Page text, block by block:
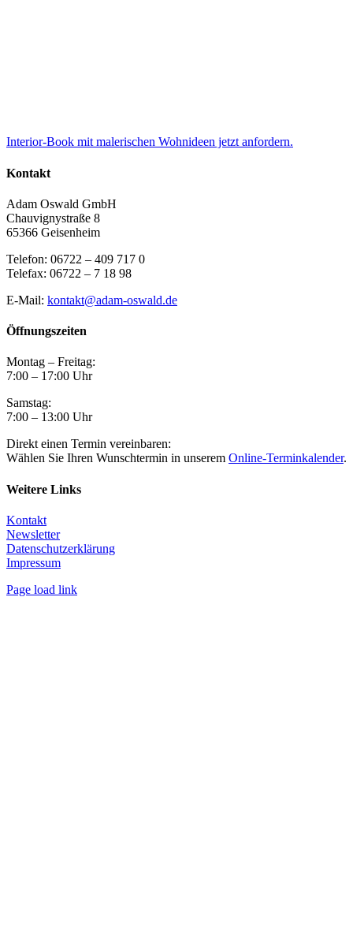
Interior-Book mit malerischen Wohnideen jetzt anfordern.
Kontakt
Adam Oswald GmbH
Chauvignystraße 8
65366 Geisenheim
Telefon: 06722 – 409 717 0
Telefax: 06722 – 7 18 98
E-Mail: kontakt@adam-oswald.de
Öffnungszeiten
Montag – Freitag:
7:00 – 17:00 Uhr
Samstag:
7:00 – 13:00 Uhr
Direkt einen Termin vereinbaren:
Wählen Sie Ihren Wunschtermin in unserem Online-Terminkalender.
Weitere Links
Kontakt
Newsletter
Datenschutzerklärung
Impressum
Page load link